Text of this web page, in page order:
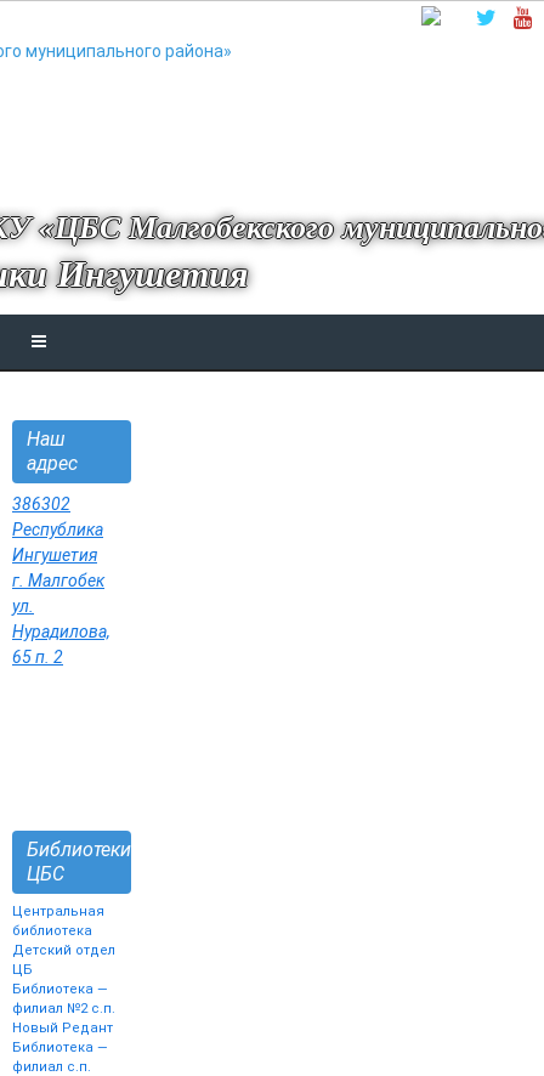
«ЦБС Малгобекского
Ингушетия
Наш
адрес
386302
Республика
Ингушетия
г. Малгобек
ул.
Нурадилова,
65 п. 2
Библиотеки
ЦБС
Центральная
библиотека
Детский отдел
ЦБ
Библиотека —
филиал №2 с.п.
Новый Редант
Библиотека —
филиал с.п.